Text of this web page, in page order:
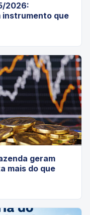
2026:
instrumento que
geram
mais do que